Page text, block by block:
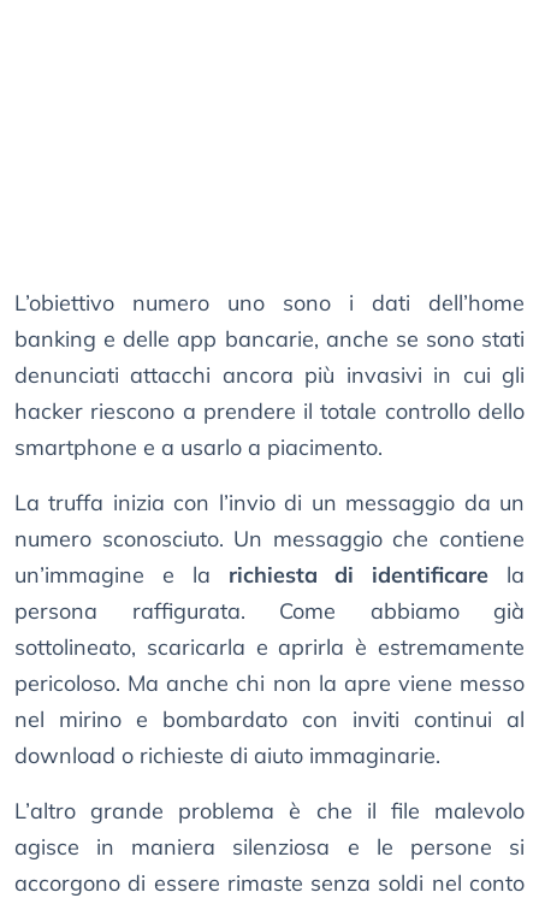
L’obiettivo numero uno sono i dati dell’home
banking e delle app bancarie, anche se sono stati
denunciati attacchi ancora più invasivi in cui gli
hacker riescono a prendere il totale controllo dello
smartphone e a usarlo a piacimento.
La truffa inizia con l’invio di un messaggio da un
numero sconosciuto. Un messaggio che contiene
un’immagine e la richiesta di identificare la
persona raffigurata. Come abbiamo già
sottolineato, scaricarla e aprirla è estremamente
pericoloso. Ma anche chi non la apre viene messo
nel mirino e bombardato con inviti continui al
download o richieste di aiuto immaginarie.
L’altro grande problema è che il file malevolo
agisce in maniera silenziosa e le persone si
accorgono di essere rimaste senza soldi nel conto